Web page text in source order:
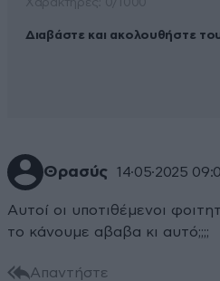
Διαβάστε και ακολουθήστε
Θρασύς 14·05·2025
Αυτοί οι υποτιθέμενοι
το κάνουμε αβαβα κι αυτό;;;;
Απαντήστε